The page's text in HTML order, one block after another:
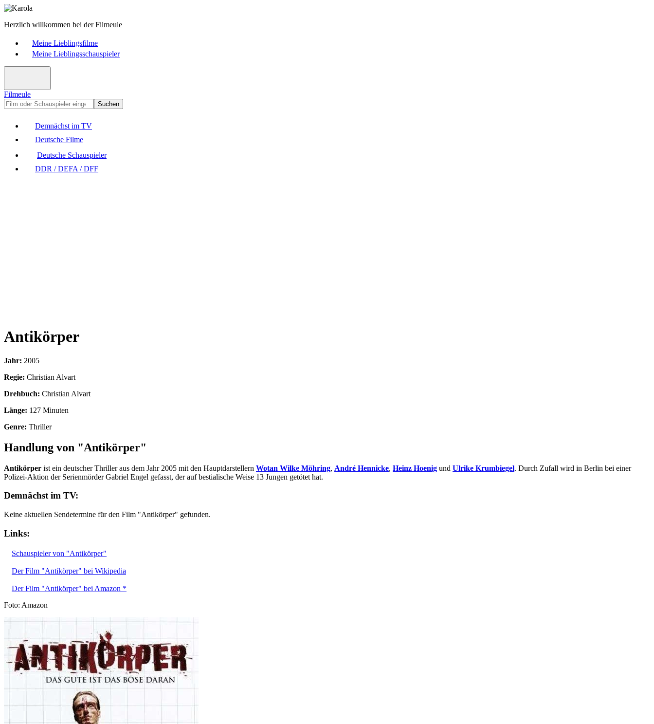
Herzlich willkommen bei der Filmeule
Meine Lieblingsfilme
Meine Lieblingsschauspieler
Filmeule
Suchen
Demnächst im TV
Deutsche Filme
Deutsche Schauspieler
DDR / DEFA / DFF
Antikörper
Jahr: 2005
Regie: Christian Alvart
Drehbuch: Christian Alvart
Länge: 127 Minuten
Genre: Thriller
Handlung von "Antikörper"
Antikörper ist ein deutscher Thriller aus dem Jahr 2005 mit den Hauptdarstellern Wotan Wilke Möhring, André Hennicke, Heinz Hoenig und Ulrike Krumbiegel. Durch Zufall wird in Berlin bei einer
Polizei-Aktion der Serienmörder Gabriel Engel gefasst, der auf bestialische Weise 13 Jungen getötet hat.
Demnächst im TV:
Keine aktuellen Sendetermine für den Film "Antikörper" gefunden.
Links:
Schauspieler von "Antikörper"
Der Film "Antikörper" bei Wikipedia
Der Film "Antikörper" bei Amazon *
Foto: Amazon